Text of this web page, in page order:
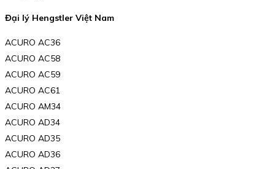
Đại lý Hengstler Việt Nam
ACURO AC36
ACURO AC58
ACURO AC59
ACURO AC61
ACURO AM34
ACURO AD34
ACURO AD35
ACURO AD36